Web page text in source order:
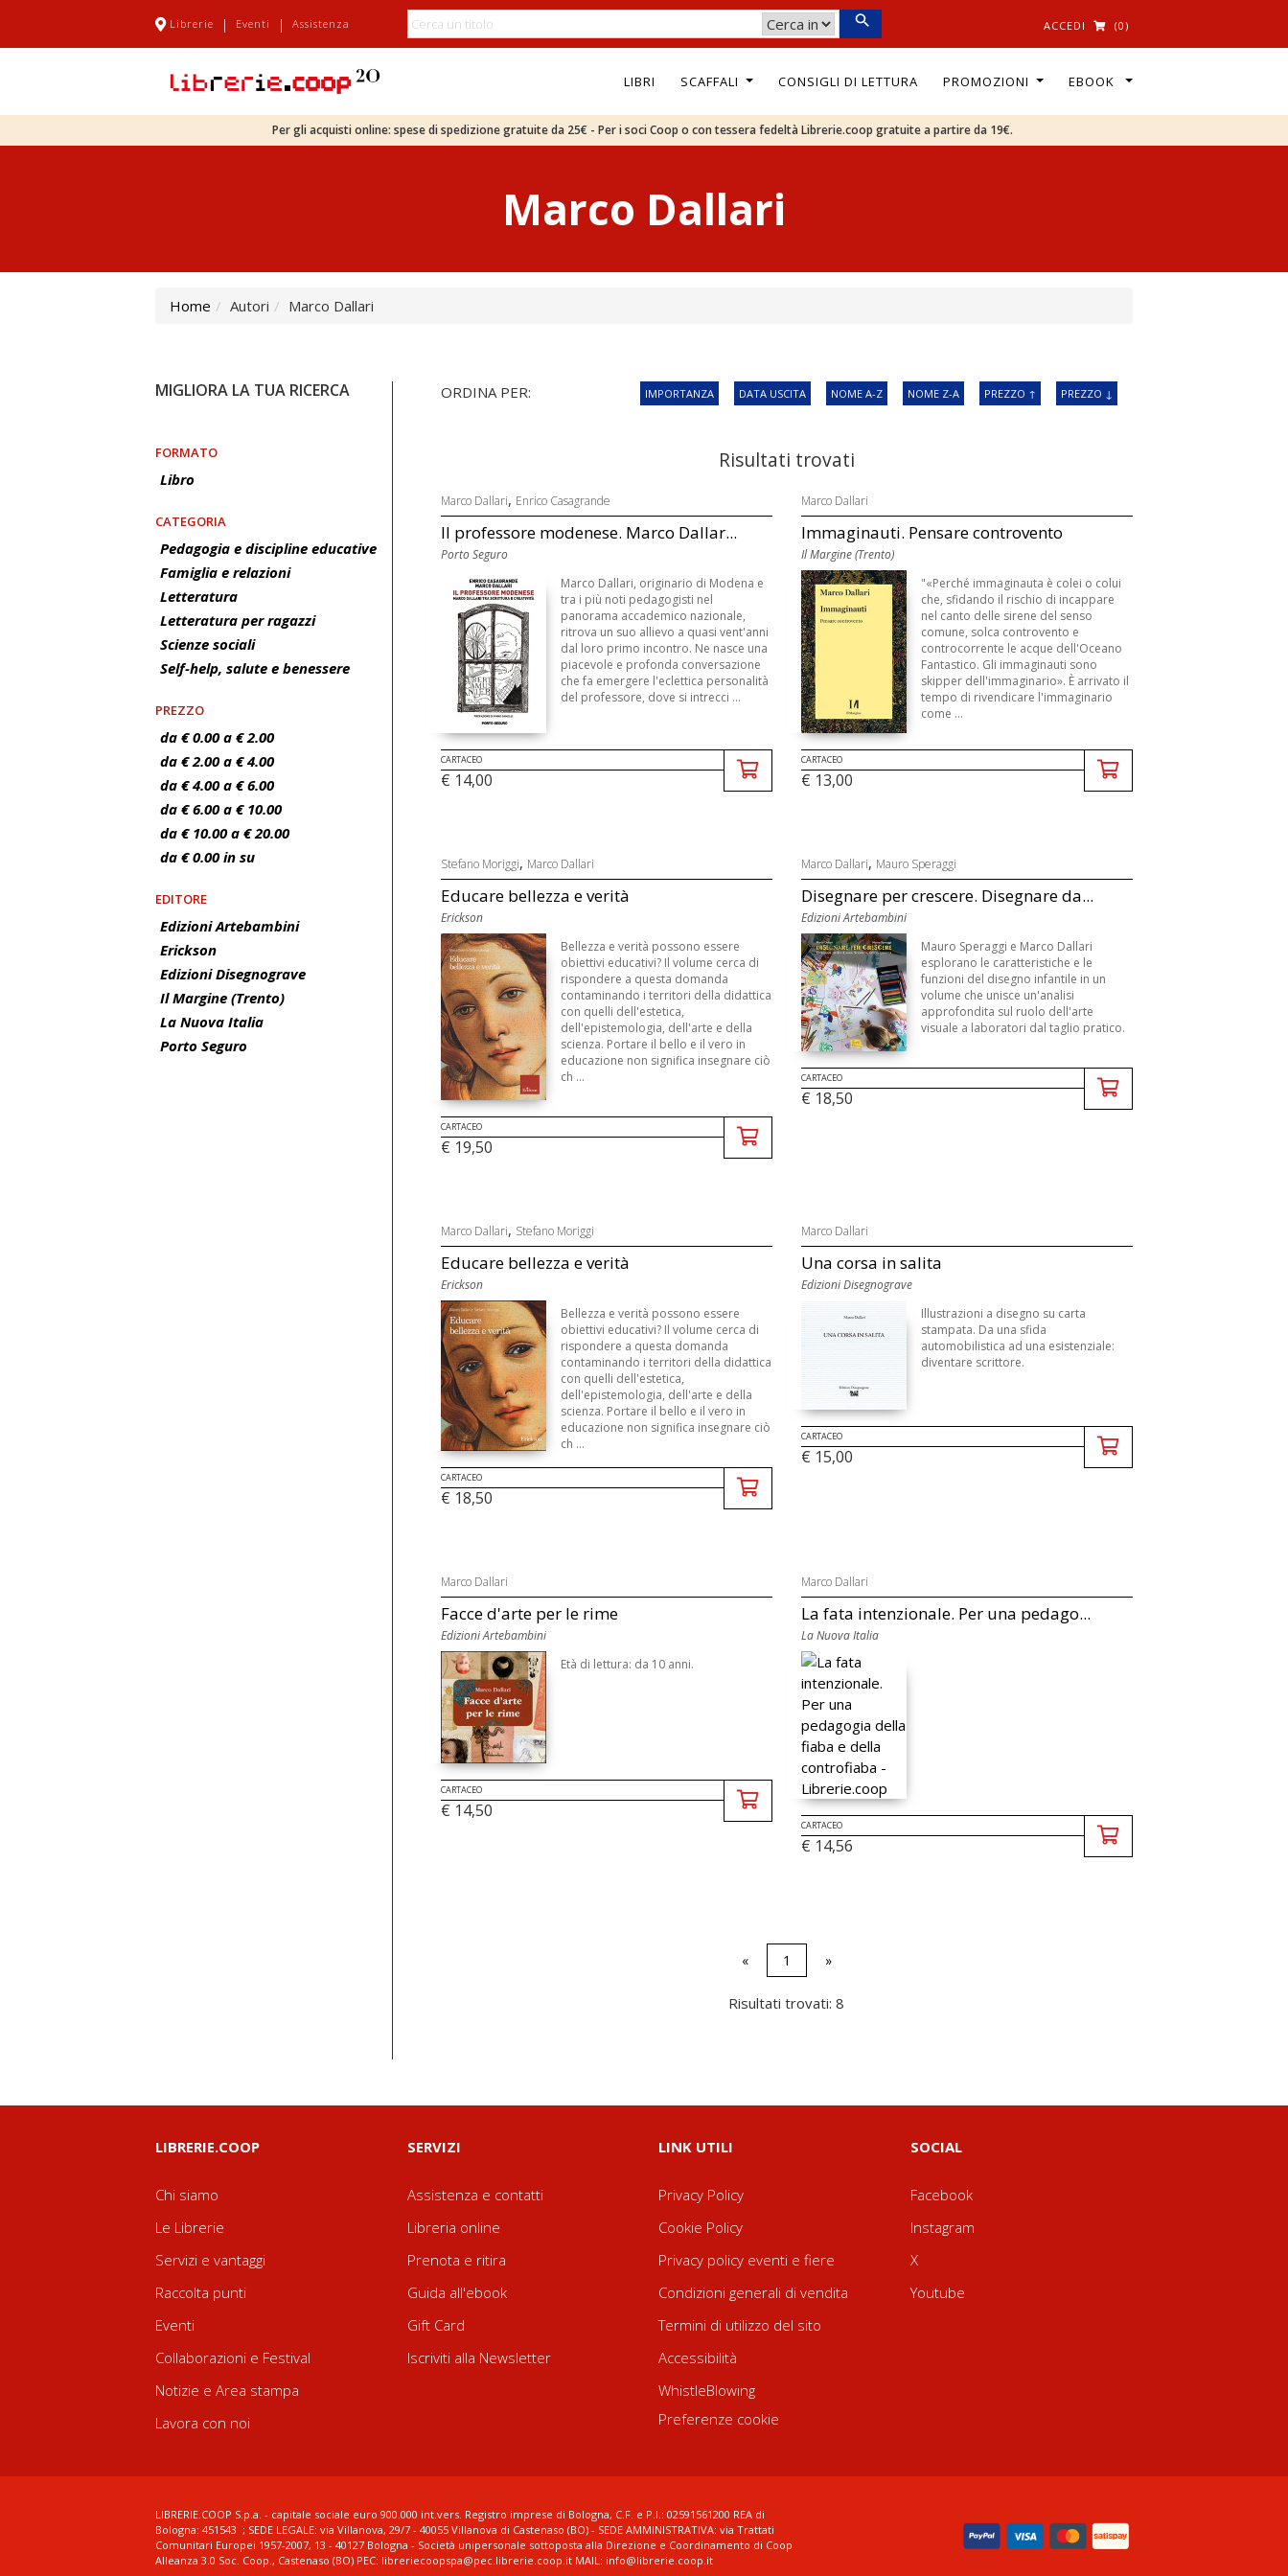
Librerie | Eventi | Assistenza ACCEDI (0)
LIBRI SCAFFALI CONSIGLI DI LETTURA PROMOZIONI EBOOK
Per gli acquisti online: spese di spedizione gratuite da 25€ - Per i soci Coop o con tessera fedeltà Librerie.coop gratuite a partire da 19€.
Marco Dallari
Home Autori Marco Dallari
MIGLIORA LA TUA RICERCA
FORMATO
Libro
CATEGORIA
Pedagogia e discipline educative
Famiglia e relazioni
Letteratura
Letteratura per ragazzi
Scienze sociali
Self-help, salute e benessere
PREZZO
da € 0.00 a € 2.00
da € 2.00 a € 4.00
da € 4.00 a € 6.00
da € 6.00 a € 10.00
da € 10.00 a € 20.00
da € 0.00 in su
EDITORE
Edizioni Artebambini
Erickson
Edizioni Disegnograve
Il Margine (Trento)
La Nuova Italia
Porto Seguro
ORDINA PER: IMPORTANZA DATA USCITA NOME A-Z NOME Z-A PREZZO ↑ PREZZO ↓
Risultati trovati
Marco Dallari, Enrico Casagrande
Il professore modenese. Marco Dallar...
Porto Seguro
Marco Dallari, originario di Modena e
tra i più noti pedagogisti nel
panorama accademico nazionale,
ritrova un suo allievo a quasi vent'anni
dal loro primo incontro. Ne nasce una
piacevole e profonda conversazione
che fa emergere l'eclettica personalità
del professore, dove si intrecci ...
CARTACEO
€ 14,00
Marco Dallari
Immaginauti. Pensare controvento
Il Margine (Trento)
"«Perché immaginauta è colei o colui
che, sfidando il rischio di incappare
nel canto delle sirene del senso
comune, solca controvento e
controcorrente le acque dell'Oceano
Fantastico. Gli immaginauti sono
skipper dell'immaginario». È arrivato il
tempo di rivendicare l'immaginario
come ...
CARTACEO
€ 13,00
Stefano Moriggi, Marco Dallari
Educare bellezza e verità
Erickson
Bellezza e verità possono essere
obiettivi educativi? Il volume cerca di
rispondere a questa domanda
contaminando i territori della didattica
con quelli dell'estetica,
dell'epistemologia, dell'arte e della
scienza. Portare il bello e il vero in
educazione non significa insegnare ciò
ch ...
CARTACEO
€ 19,50
Marco Dallari, Mauro Speraggi
Disegnare per crescere. Disegnare da...
Edizioni Artebambini
Mauro Speraggi e Marco Dallari
esplorano le caratteristiche e le
funzioni del disegno infantile in un
volume che unisce un'analisi
approfondita sul ruolo dell'arte
visuale a laboratori dal taglio pratico.
CARTACEO
€ 18,50
Marco Dallari, Stefano Moriggi
Educare bellezza e verità
Erickson
Bellezza e verità possono essere
obiettivi educativi? Il volume cerca di
rispondere a questa domanda
contaminando i territori della didattica
con quelli dell'estetica,
dell'epistemologia, dell'arte e della
scienza. Portare il bello e il vero in
educazione non significa insegnare ciò
ch ...
CARTACEO
€ 18,50
Marco Dallari
Una corsa in salita
Edizioni Disegnograve
Illustrazioni a disegno su carta
stampata. Da una sfida
automobilistica ad una esistenziale:
diventare scrittore.
CARTACEO
€ 15,00
Marco Dallari
Facce d'arte per le rime
Edizioni Artebambini
Età di lettura: da 10 anni.
CARTACEO
€ 14,50
Marco Dallari
La fata intenzionale. Per una pedago...
La Nuova Italia
CARTACEO
€ 14,56
« 1 »
Risultati trovati: 8
LIBRERIE.COOP
Chi siamo
Le Librerie
Servizi e vantaggi
Raccolta punti
Eventi
Collaborazioni e Festival
Notizie e Area stampa
Lavora con noi
SERVIZI
Assistenza e contatti
Libreria online
Prenota e ritira
Guida all'ebook
Gift Card
Iscriviti alla Newsletter
LINK UTILI
Privacy Policy
Cookie Policy
Privacy policy eventi e fiere
Condizioni generali di vendita
Termini di utilizzo del sito
Accessibilità
WhistleBlowing
Preferenze cookie
SOCIAL
Facebook
Instagram
X
Youtube
LIBRERIE.COOP S.p.a. - capitale sociale euro 900.000 int.vers. Registro imprese di Bologna, C.F. e P.I.: 02591561200 REA di
Bologna: 451543 ; SEDE LEGALE: via Villanova, 29/7 - 40055 Villanova di Castenaso (BO) - SEDE AMMINISTRATIVA: via Trattati
Comunitari Europei 1957-2007, 13 - 40127 Bologna - Società unipersonale sottoposta alla Direzione e Coordinamento di Coop
Alleanza 3.0 Soc. Coop., Castenaso (BO) PEC: libreriecoopspa@pec.librerie.coop.it MAIL: info@librerie.coop.it